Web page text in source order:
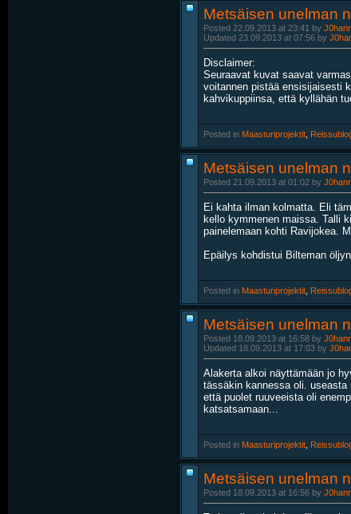
Metsäisen unelman
Posted 22.09.2013 at 23:41 by
Updated 23.09.2013 at 07:56 by
Disclaimer:
Seuraavat kuvat saavat
voitannen pistää ensisijaisesti
kahvikuppiinsa, että kyllähän
Posted in Maasturiprojektit
Metsäisen unelman
Posted 21.09.2013 at 01:02 by
Ei kahta ilman kolmatta. Eli
kello kymmenen maissa. Talli
painelemaan kohti Ravijokea.
Epäilys kohdistui Bilteman
Posted in Maasturiprojektit
Metsäisen unelman
Posted 18.09.2013 at 16:58 by
Updated 18.09.2013 at 17:03 by
Alakerta alkoi näyttämään jo
tässäkin kannessa oli. useasta
että puolet ruuveeista oli
katsatsamaan...
Posted in Maasturiprojektit
Metsäisen unelman
Posted 18.09.2013 at 16:56 by